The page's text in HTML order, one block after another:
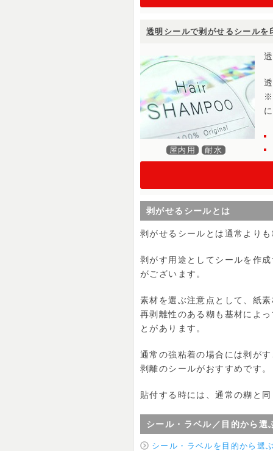
透明シールで剥がせるシールを
屋内用 耐水
※
剥がせるシールとは
剥がせるシールとは通常より
剥がす用途としてシールを作
がございます。
素材を選ぶ注意点として、紙
再剥離性のある糊も基材によ
とがあります。
通常の強粘着の場合には剥が
剥離のシールがおすすめです。
貼付する時には、通常の糊と
シール・ラベル／目的から選
シール・ラベルを目的から選